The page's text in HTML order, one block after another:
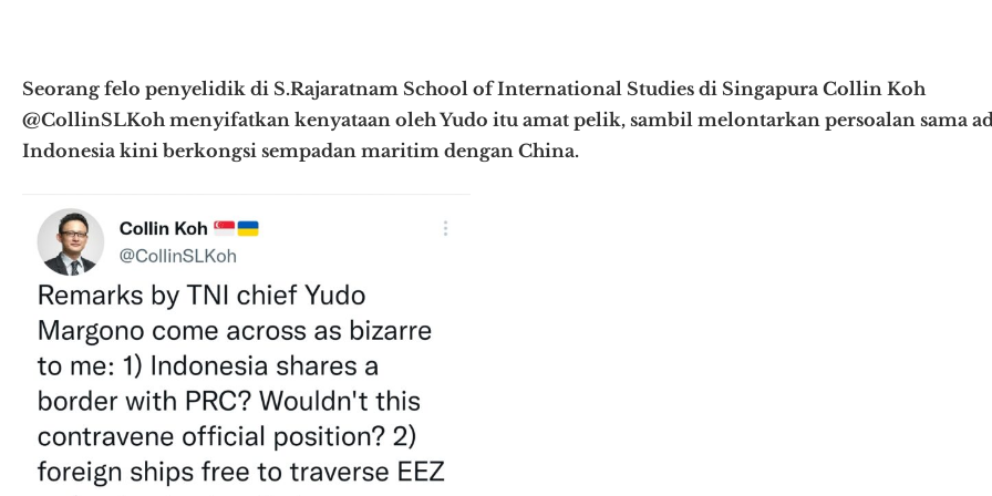
Seorang felo penyelidik di S.Rajaratnam School of International Studies di Singapura Collin Koh
@CollinSLKoh menyifatkan kenyataan oleh Yudo itu amat pelik, sambil melontarkan persoalan sama
Indonesia kini berkongsi sempadan maritim dengan China.